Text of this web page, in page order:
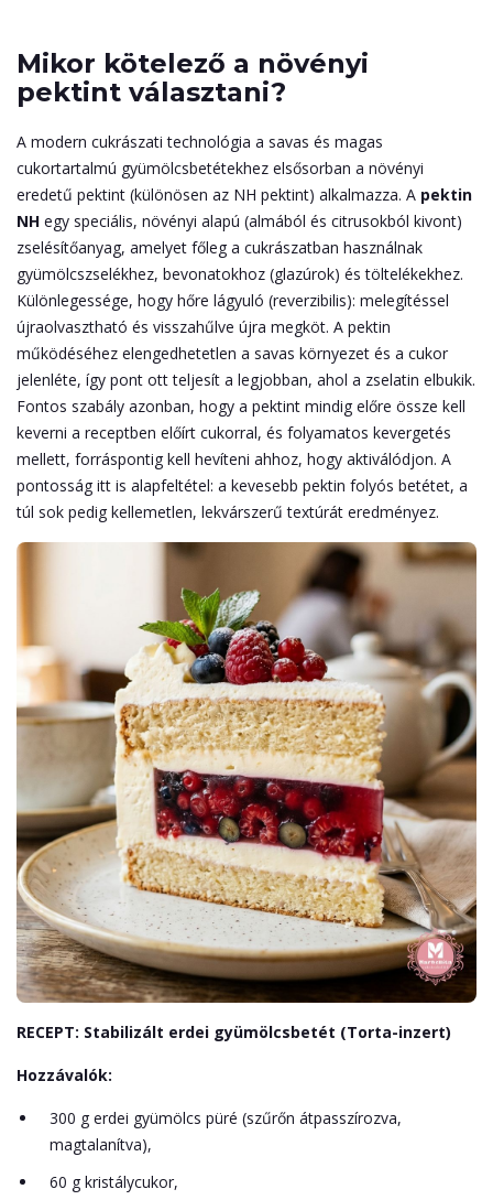
Mikor kötelező a növényi
pektint választani?
A modern cukrászati technológia a savas és magas
cukortartalmú gyümölcsbetétekhez elsősorban a növényi
eredetű pektint (különösen az NH pektint) alkalmazza. A pektin
NH egy speciális, növényi alapú (almából és citrusokból kivont)
zselésítőanyag, amelyet főleg a cukrászatban használnak
gyümölcszselékhez, bevonatokhoz (glazúrok) és töltelékekhez.
Különlegessége, hogy hőre lágyuló (reverzibilis): melegítéssel
újraolvasztható és visszahűlve újra megköt. A pektin
működéséhez elengedhetetlen a savas környezet és a cukor
jelenléte, így pont ott teljesít a legjobban, ahol a zselatin elbukik.
Fontos szabály azonban, hogy a pektint mindig előre össze kell
keverni a receptben előírt cukorral, és folyamatos kevergetés
mellett, forráspontig kell hevíteni ahhoz, hogy aktiválódjon. A
pontosság itt is alapfeltétel: a kevesebb pektin folyós betétet, a
túl sok pedig kellemetlen, lekvárszerű textúrát eredményez.
RECEPT: Stabilizált erdei gyümölcsbetét (Torta-inzert)
Hozzávalók:
300 g erdei gyümölcs püré (szűrőn átpasszírozva,
magtalanítva),
60 g kristálycukor,